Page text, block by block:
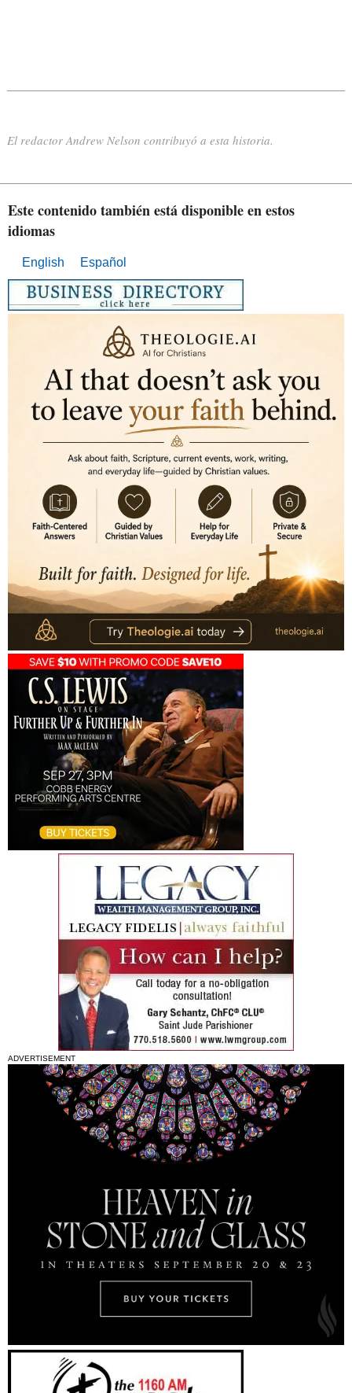
El redactor Andrew Nelson contribuyó a esta historia.
Este contenido también está disponible en estos
idiomas
English Español
ADVERTISEMENT